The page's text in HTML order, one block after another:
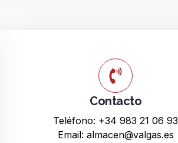
Contacto
Teléfono: +34 983 21 06 93
Email: almacen@valgas.es